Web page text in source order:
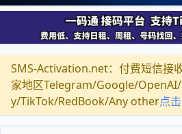
SMS-Activation.net：付费短信接
家地区Telegram/Google/
y/TikTok/RedBook/Any other点